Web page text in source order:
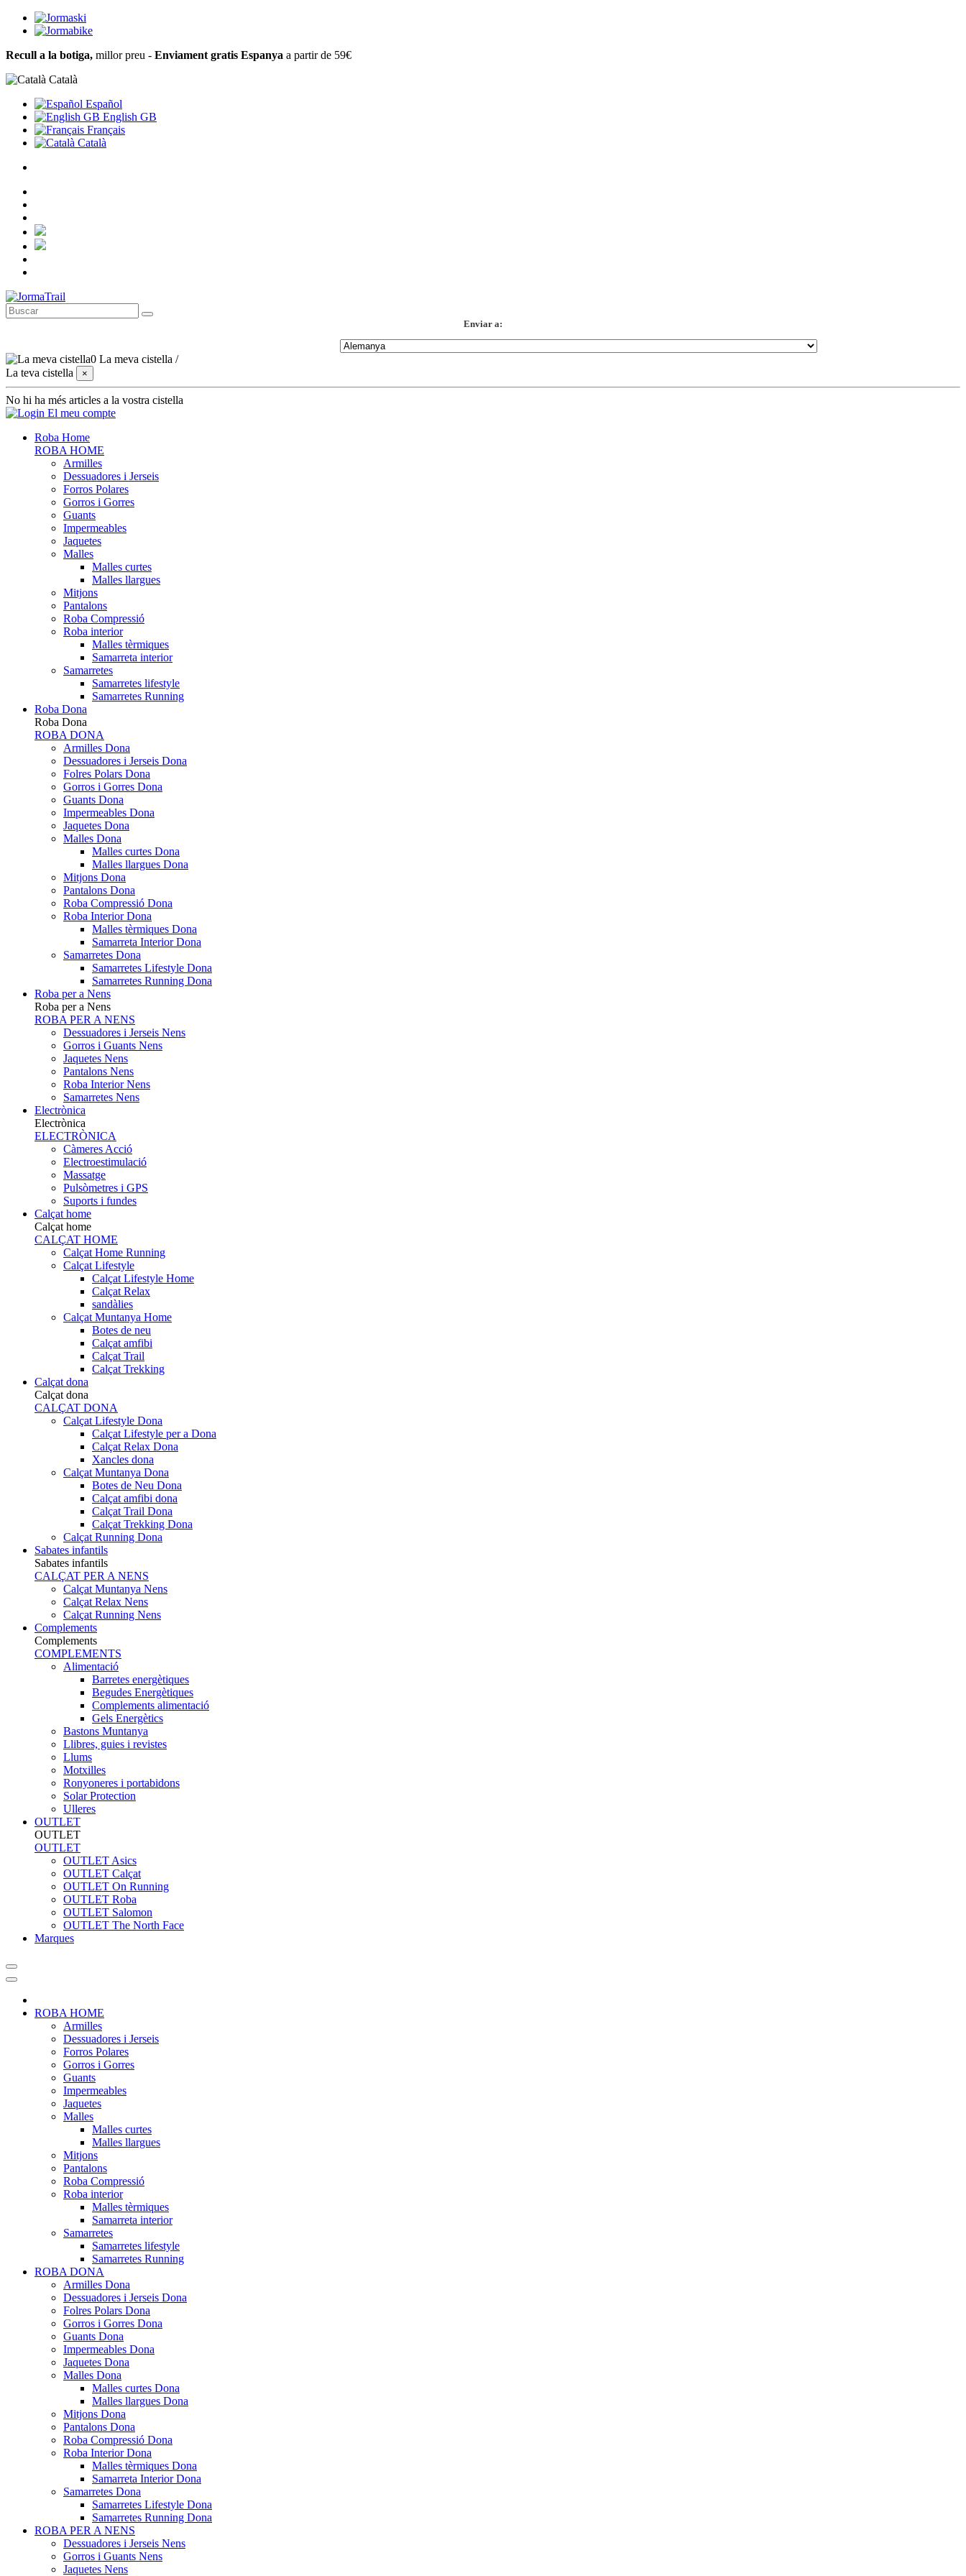
Recull a la botiga, millor preu - Enviament gratis Espanya a partir de 59€
Català
Español
English GB
Français
Català
Enviar a:
0 La meva cistella /
La teva cistella
×
No hi ha més articles a la vostra cistella
El meu compte
Roba Home
ROBA HOME
Armilles
Dessuadores i Jerseis
Forros Polares
Gorros i Gorres
Guants
Impermeables
Jaquetes
Malles
Malles curtes
Malles llargues
Mitjons
Pantalons
Roba Compressió
Roba interior
Malles tèrmiques
Samarreta interior
Samarretes
Samarretes lifestyle
Samarretes Running
Roba Dona
Roba Dona
ROBA DONA
Armilles Dona
Dessuadores i Jerseis Dona
Folres Polars Dona
Gorros i Gorres Dona
Guants Dona
Impermeables Dona
Jaquetes Dona
Malles Dona
Malles curtes Dona
Malles llargues Dona
Mitjons Dona
Pantalons Dona
Roba Compressió Dona
Roba Interior Dona
Malles tèrmiques Dona
Samarreta Interior Dona
Samarretes Dona
Samarretes Lifestyle Dona
Samarretes Running Dona
Roba per a Nens
Roba per a Nens
ROBA PER A NENS
Dessuadores i Jerseis Nens
Gorros i Guants Nens
Jaquetes Nens
Pantalons Nens
Roba Interior Nens
Samarretes Nens
Electrònica
Electrònica
ELECTRÒNICA
Càmeres Acció
Electroestimulació
Massatge
Pulsòmetres i GPS
Suports i fundes
Calçat home
Calçat home
CALÇAT HOME
Calçat Home Running
Calçat Lifestyle
Calçat Lifestyle Home
Calçat Relax
sandàlies
Calçat Muntanya Home
Botes de neu
Calçat amfibi
Calçat Trail
Calçat Trekking
Calçat dona
Calçat dona
CALÇAT DONA
Calçat Lifestyle Dona
Calçat Lifestyle per a Dona
Calçat Relax Dona
Xancles dona
Calçat Muntanya Dona
Botes de Neu Dona
Calçat amfibi dona
Calçat Trail Dona
Calçat Trekking Dona
Calçat Running Dona
Sabates infantils
Sabates infantils
CALÇAT PER A NENS
Calçat Muntanya Nens
Calçat Relax Nens
Calçat Running Nens
Complements
Complements
COMPLEMENTS
Alimentació
Barretes energètiques
Begudes Energètiques
Complements alimentació
Gels Energètics
Bastons Muntanya
Llibres, guies i revistes
Llums
Motxilles
Ronyoneres i portabidons
Solar Protection
Ulleres
OUTLET
OUTLET
OUTLET
OUTLET Asics
OUTLET Calçat
OUTLET On Running
OUTLET Roba
OUTLET Salomon
OUTLET The North Face
Marques
ROBA HOME
Armilles
Dessuadores i Jerseis
Forros Polares
Gorros i Gorres
Guants
Impermeables
Jaquetes
Malles
Malles curtes
Malles llargues
Mitjons
Pantalons
Roba Compressió
Roba interior
Malles tèrmiques
Samarreta interior
Samarretes
Samarretes lifestyle
Samarretes Running
ROBA DONA
Armilles Dona
Dessuadores i Jerseis Dona
Folres Polars Dona
Gorros i Gorres Dona
Guants Dona
Impermeables Dona
Jaquetes Dona
Malles Dona
Malles curtes Dona
Malles llargues Dona
Mitjons Dona
Pantalons Dona
Roba Compressió Dona
Roba Interior Dona
Malles tèrmiques Dona
Samarreta Interior Dona
Samarretes Dona
Samarretes Lifestyle Dona
Samarretes Running Dona
ROBA PER A NENS
Dessuadores i Jerseis Nens
Gorros i Guants Nens
Jaquetes Nens